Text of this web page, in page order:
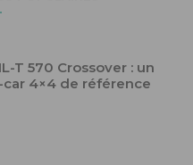
T 570 Crossover : un
4×4 de référence